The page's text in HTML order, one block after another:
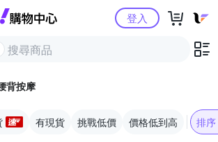
Yahoo購物中心登入
背按摩
有現貨 挑戰低價 價格低到高 排序